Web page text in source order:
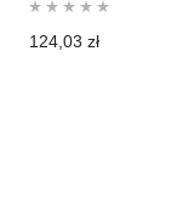
124,03 zł